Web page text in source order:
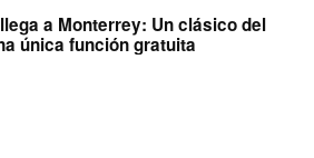
a Monterrey: Un clásico del
única función gratuita